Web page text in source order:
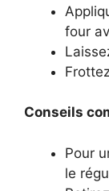
four
Conseils
Pour
le